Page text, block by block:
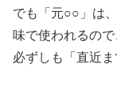
でも「元○○」は、
味で使われるので
必ずしも「直近